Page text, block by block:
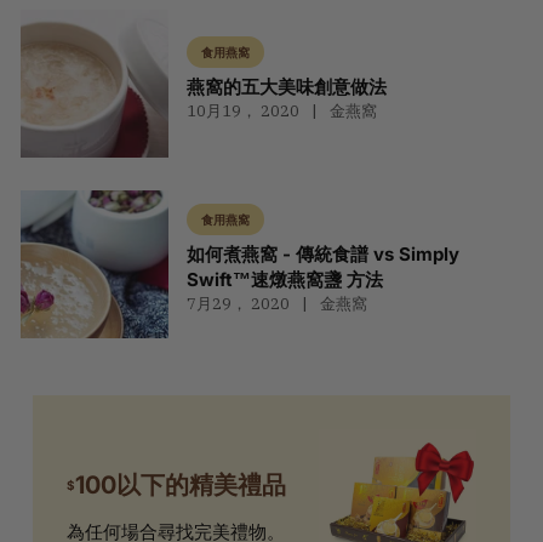
食用燕窩
燕窩的五大美味創意做法
10月19， 2020 金燕窩
食用燕窩
如何煮燕窩 - 傳統食譜 vs Simply
Swift™速燉燕窩盞 方法
7月29， 2020 金燕窩
$100以下的精美禮品
為任何場合尋找完美禮物。